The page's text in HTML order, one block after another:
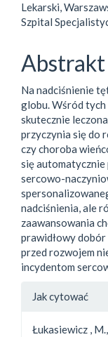
Lekarski,
Szpital
Abstrakt
Na nadciśnienie
globu. Wśród tych
skutecznie
przyczynia się do
czy choroba
się
sercowo-
nadciśnienia, ale
zaawansowania
prawidłowy
przed rozwojem
incydentom
Jak cytować
Łukasiewicz ,